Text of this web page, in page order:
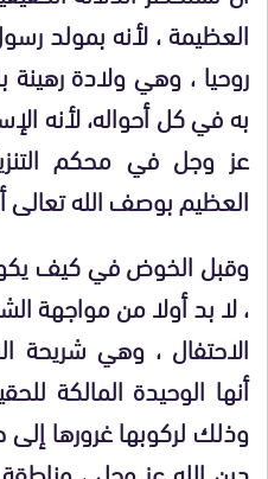
العظيمة ، لأنه بمولد
روحيا ، وهي ولادة رهينة
به في كل أحواله، لأنه
عز وجل في محكم
العظيم بوصف الله تعالى
وقبل الخوض في كيف
، لا بد أولا من مواجهة
الاحتفال ، وهي شريحة
أنها الوحيدة المالكة
وذلك لركوبها غرورها